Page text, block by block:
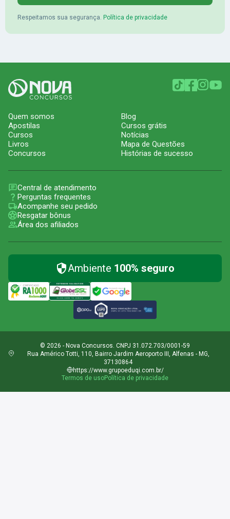
Respeitamos sua segurança. Política de privacidade
Quem somos
Apostilas
Cursos
Livros
Concursos
Blog
Cursos grátis
Notícias
Mapa de Questões
Histórias de sucesso
Central de atendimento
Perguntas frequentes
Acompanhe seu pedido
Resgatar bônus
Área dos afiliados
Ambiente 100% seguro
© 2026 - Nova Concursos. CNPJ 31.072.703/0001-59
Rua Américo Totti, 110, Bairro Jardim Aeroporto III, Alfenas - MG,
37130864
https://www.grupoeduqi.com.br/
Termos de usoPolítica de privacidade